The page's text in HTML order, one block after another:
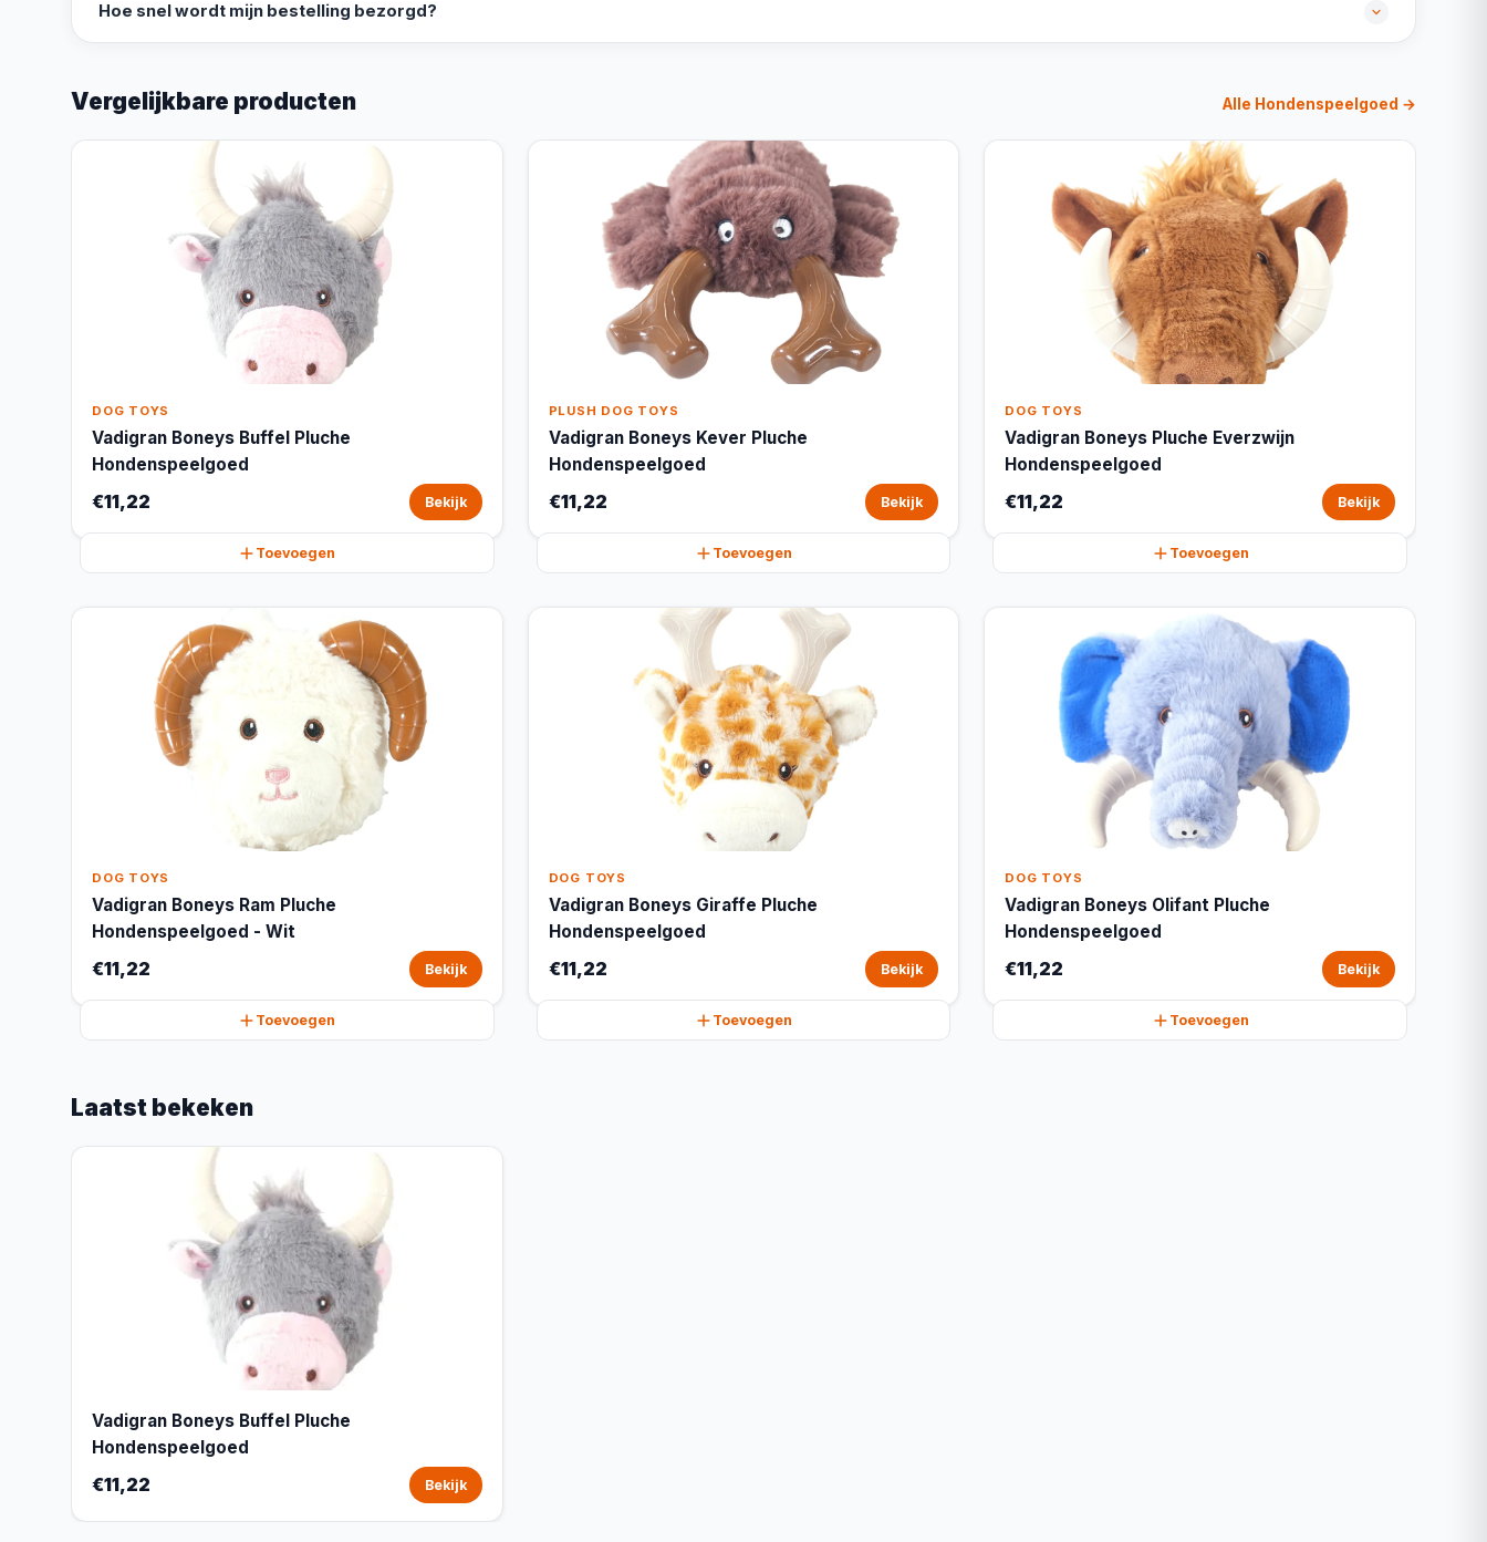
Hoe snel wordt mijn bestelling bezorgd?
Vergelijkbare producten Alle Hondenspeelgoed →
DOG TOYS
Vadigran Boneys Buffel Pluche
Hondenspeelgoed
€11,22 Bekijk
Toevoegen
PLUSH DOG TOYS
Vadigran Boneys Kever Pluche
Hondenspeelgoed
€11,22 Bekijk
Toevoegen
DOG TOYS
Vadigran Boneys Pluche Everzwijn
Hondenspeelgoed
€11,22 Bekijk
Toevoegen
DOG TOYS
Vadigran Boneys Ram Pluche
Hondenspeelgoed - Wit
€11,22 Bekijk
Toevoegen
DOG TOYS
Vadigran Boneys Giraffe Pluche
Hondenspeelgoed
€11,22 Bekijk
Toevoegen
DOG TOYS
Vadigran Boneys Olifant Pluche
Hondenspeelgoed
€11,22 Bekijk
Toevoegen
Laatst bekeken
Vadigran Boneys Buffel Pluche
Hondenspeelgoed
€11,22 Bekijk